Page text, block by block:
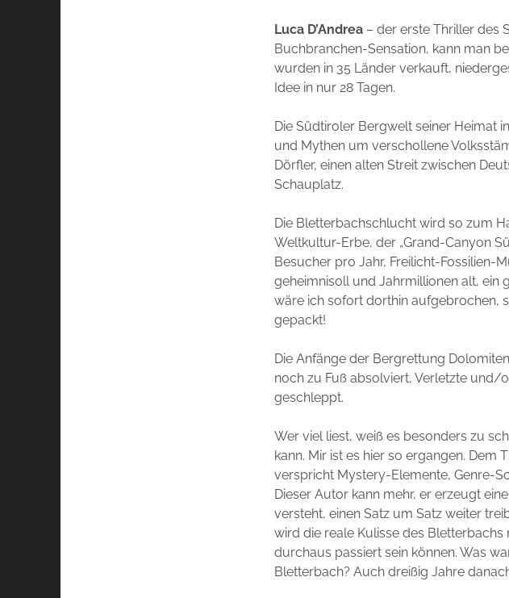
Luca D’Andrea – der erste Thriller des
Buchbranchen-Sensation, kann man
wurden in 35 Länder verkauft,
Idee in nur 28 Tagen.
Die Südtiroler Bergwelt seiner Heimat
und Mythen um verschollene
Dörfler, einen alten Streit zwischen
Schauplatz.
Die Bletterbachschlucht wird so zum
Weltkultur-Erbe, der „Grand-Canyon
Besucher pro Jahr, Freilicht-Fossilien-
geheimnisoll und Jahrmillionen alt, ein
wäre ich sofort dorthin aufgebrochen,
gepackt!
Die Anfänge der Bergrettung
noch zu Fuß absolviert, Verletzte und/
geschleppt.
Wer viel liest, weiß es besonders zu
kann. Mir ist es hier so ergangen. Dem
verspricht Mystery-Elemente, Genre-
Dieser Autor kann mehr, er erzeugt
versteht, einen Satz um Satz weiter
wird die reale Kulisse des
durchaus passiert sein können. Was
Bletterbach? Auch dreißig Jahre